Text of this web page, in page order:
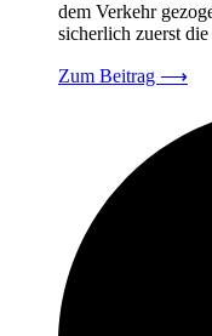
dem Verkehr
sicherlich zuerst
Zum Beitrag ⟶